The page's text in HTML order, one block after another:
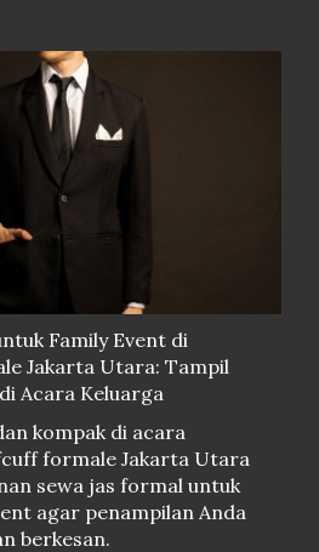
Family Event di
Jakarta Utara: Tampil
Acara Keluarga
kompak di acara
formale Jakarta Utara
sewa jas formal untuk
agar penampilan Anda
berkesan.